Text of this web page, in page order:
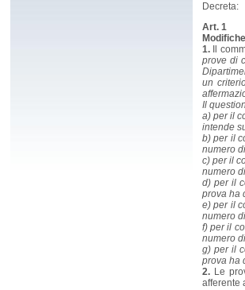
Decreta:
Art. 1
1. Il
prove di
un
Il
a) per il
intende
b) per il
numero
c) per il
numero
d) per il
prova ha
e) per il
numero
f) per il
numero
g) per il
prova ha
2. Le
afferente